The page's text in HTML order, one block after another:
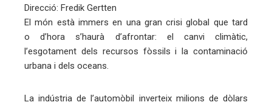
Direcció: Fredik Gertten
El món està immers en una gran crisi global que tard
o d’hora s’haurà d’afrontar: el canvi climàtic,
l’esgotament dels recursos fòssils i la contaminació
urbana i dels oceans.
La indústria de l’automòbil inverteix milions de dòlars